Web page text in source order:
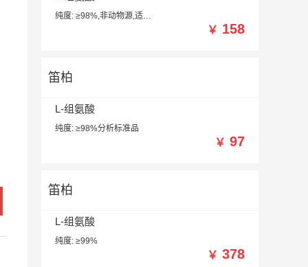
纯度: ≥98%,非动物源,适用于细胞培养
￥ 158
笛柏
L-组氨酸
纯度: ≥98%分析标准品
￥ 97
笛柏
L-组氨酸
纯度: ≥99%
￥ 378